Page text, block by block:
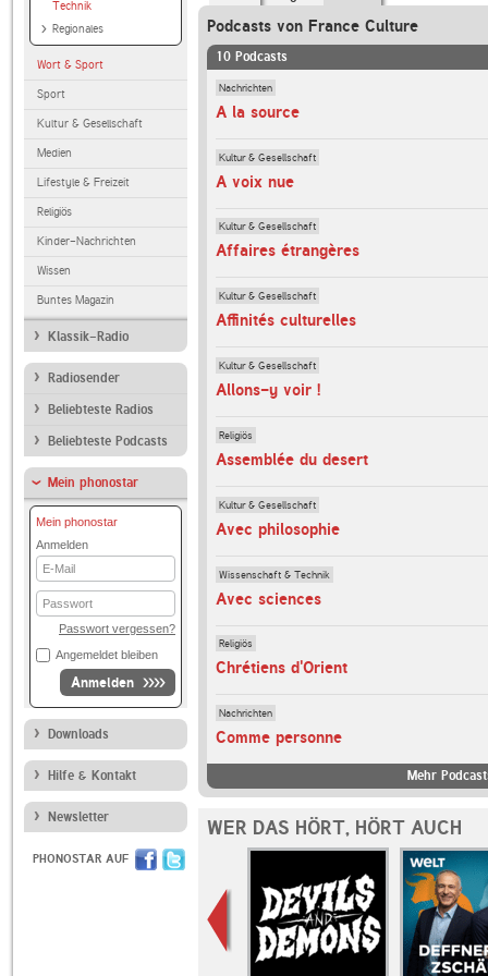
Technik
Regionales
Wort & Sport
Sport
Kultur & Gesellschaft
Medien
Lifestyle & Freizeit
Religiös
Kinder-Nachrichten
Wissen
Buntes Magazin
Klassik-Radio
Radiosender
Beliebteste Radios
Beliebteste Podcasts
Mein phonostar
Mein phonostar
Anmelden
E-
Mail
Passwort
Passwort vergessen?
Angemeldet bleiben
Anmelden
Downloads
Hilfe & Kontakt
Newsletter
PHONOSTAR AUF
Podcasts von France Culture
10 Podcasts
Nachrichten
A la source
Kultur & Gesellschaft
A voix nue
Kultur & Gesellschaft
Affaires étrangères
Kultur & Gesellschaft
Affinités culturelles
Kultur & Gesellschaft
Allons-y voir !
Religiös
Assemblée du desert
Kultur & Gesellschaft
Avec philosophie
Wissenschaft & Technik
Avec sciences
Religiös
Chrétiens d'Orient
Nachrichten
Comme personne
Mehr
WER DAS HÖRT, HÖRT AUCH